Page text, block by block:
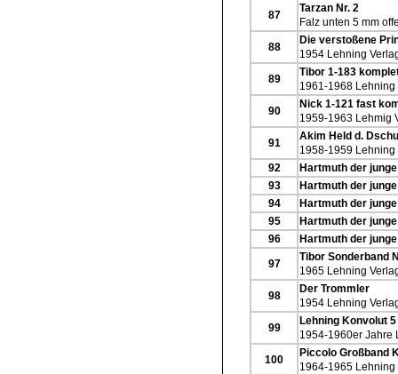
87
Tarzan Nr. 2
Falz unten 5 mm
88
Die verstoßene
1954 Lehning
89
Tibor 1-183
1961-1968 Lehning
90
Nick 1-121 fast
1959-1963 Lehmig
91
Akim Held d.
1958-1959 Lehning
92
Hartmuth der
93
Hartmuth der
94
Hartmuth der
95
Hartmuth der
96
Hartmuth der
97
Tibor Sonderband
1965 Lehning
98
Der Trommler
1954 Lehning
99
Lehning Konvolut
1954-1960er Jahre
100
Piccolo Großband
1964-1965 Lehning